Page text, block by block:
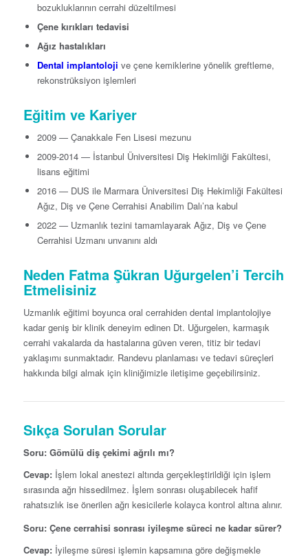
bozukluklarının cerrahi düzeltilmesi
Çene kırıkları tedavisi
Ağız hastalıkları
Dental implantoloji ve çene kemiklerine yönelik greftleme,
rekonstrüksiyon işlemleri
Eğitim ve Kariyer
2009 — Çanakkale Fen Lisesi mezunu
2009-2014 — İstanbul Üniversitesi Diş Hekimliği Fakültesi,
lisans eğitimi
2016 — DUS ile Marmara Üniversitesi Diş Hekimliği Fakültesi
Ağız, Diş ve Çene Cerrahisi Anabilim Dalı’na kabul
2022 — Uzmanlık tezini tamamlayarak Ağız, Diş ve Çene
Cerrahisi Uzmanı unvanını aldı
Neden Fatma Şükran Uğurgelen’i Tercih
Etmelisiniz
Uzmanlık eğitimi boyunca oral cerrahiden dental implantolojiye
kadar geniş bir klinik deneyim edinen Dt. Uğurgelen, karmaşık
cerrahi vakalarda da hastalarına güven veren, titiz bir tedavi
yaklaşımı sunmaktadır. Randevu planlaması ve tedavi süreçleri
hakkında bilgi almak için kliniğimizle iletişime geçebilirsiniz.
Sıkça Sorulan Sorular
Soru: Gömülü diş çekimi ağrılı mı?
Cevap:İşlem lokal anestezi altında gerçekleştirildiği için işlem
sırasında ağrı hissedilmez. İşlem sonrası oluşabilecek hafif
rahatsızlık ise önerilen ağrı kesicilerle kolayca kontrol altına alınır.
Soru: Çene cerrahisi sonrası iyileşme süreci ne kadar sürer?
Cevap:İyileşme süresi işlemin kapsamına göre değişmekle